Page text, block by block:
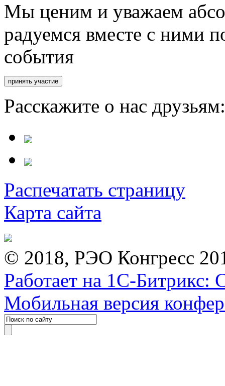
Мы ценим и уважаем
радуемся вместе с ними
события
Расскажите о нас
Распечатать страницу
Карта сайта
© 2018, РЭО Конгресс
Работает на 1С-Битрикс:
Мобильная версия